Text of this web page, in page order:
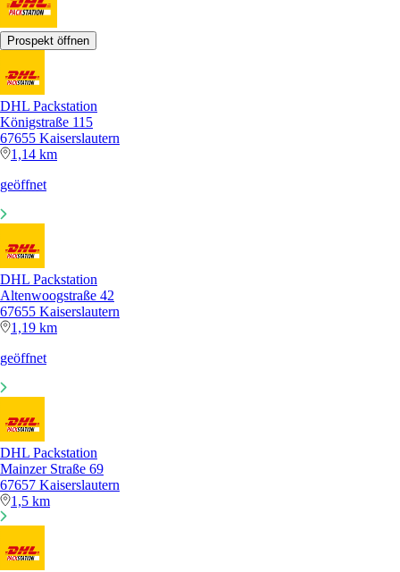
Prospekt öffnen
DHL Packstation
Königstraße 115
67655 Kaiserslautern
1,14 km
geöffnet
DHL Packstation
Altenwoogstraße 42
67655 Kaiserslautern
1,19 km
geöffnet
DHL Packstation
Mainzer Straße 69
67657 Kaiserslautern
1,5 km